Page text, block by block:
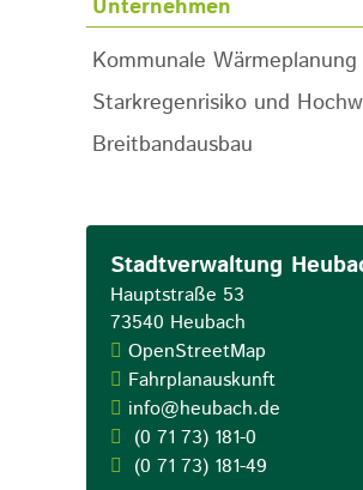
Unternehmen
Kommunale Wärmeplanung
Starkregenrisiko und
Breitbandausbau
Stadtverwaltung
Hauptstraße 53
73540 Heubach
OpenStreetMap
Fahrplanauskunft
info@heubach.de
(0 71 73) 181-0
(0 71 73) 181-49
Leaflet | Map data ©